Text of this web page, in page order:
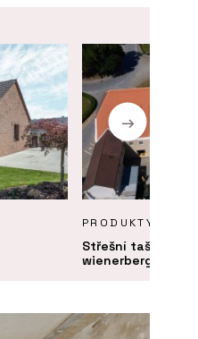
PRODUKTY
Střešní taška
wienerberger